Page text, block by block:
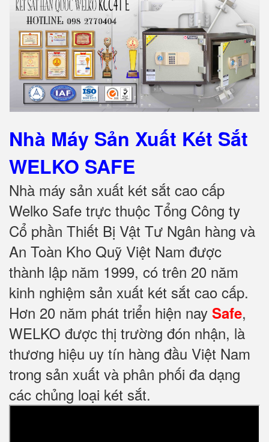
Nhà Máy Sản Xuất Két Sắt
WELKO SAFE
Nhà máy sản xuất két sắt cao cấp
Welko Safe trực thuộc Tổng Công ty
Cổ phần Thiết Bị Vật Tư Ngân hàng và
An Toàn Kho Quỹ Việt Nam được
thành lập năm 1999, có trên 20 năm
kinh nghiệm sản xuất két sắt cao cấp.
Hơn 20 năm phát triển hiện nay Safe,
WELKO được thị trường đón nhận, là
thương hiệu uy tín hàng đầu Việt Nam
trong sản xuất và phân phối đa dạng
các chủng loại két sắt.